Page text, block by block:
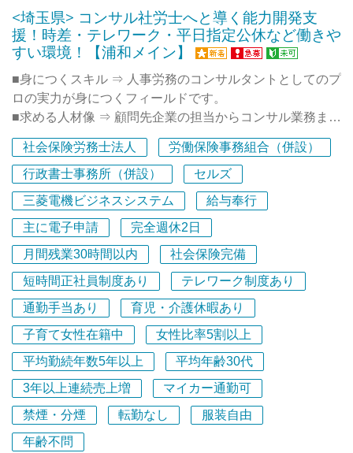
チャレンジ精神をもって成長する所員を支援し、共に発展
していきます。“
という人事理念を掲げています。
私たちの経営理念、人事理念に共感いただける方、ぜひご
応募ください！
◆ミッションとモットー
＜私たちの使命（ミッション）＞
“いつも最先端の課題に挑戦し。最先端のノウハウを開発
することによって社会に貢献する“という私たちのミッシ
ョンに共感していただける方をお待ちしています。
＜３つの貢献（コアバリュー）＞
１.企業のコンプライアンスとリスクマネジメントに貢献
する
２.人事の活性化と生産性の向上に貢献する
３.企業の管理部門の付加価値の向上に貢献する
＜４つのモットー＞
１.専門性の追求 ＝ 専門的ノウハウを研究し探求
する
２.柔軟性と創造性 ＝ 柔軟性と創造性をもって新た
な課題に立ち向かう
３.トータルサービス ＝ どんなニーズにもワンストッ
当事務所の代表は、『IPOの労務監査標準手順書（日本法
令）』の共著者であり、IPO実務検定協会様でのセミナー
登壇など、この分野の第一人者として実績を重ねていま
日々増え続けています。
当事務所では代表との距離が非常に近く、第一線で活躍す
る代表の考え方や実践的なノウハウを間近で吸収できる環
境です。
当事務所ならではの魅力・働く環境
・【未経験から無理なく成長】バディ制度＆メリハリのあ
る「質問タイム」でしっかりフォロー
実務未経験からのスタートでもご安心ください。入社して
しばらくはバディ制度を導入しており、質問タイム以外の
時間でも困った時はいつでも質問・相談できる手厚い環境
を整えています。また、業務に少しずつ慣れてきた後は、
集中して取り組む時間とは別に1日1回の「質問タイム」を
活用し、疑問点をまとめて解決できます。
・【長期的に働きやすい環境】勤続6カ月後からはフレッ
クスタイム制も利用可能！
入社当初はしっかりと業務の流れを掴んでいただくため固
定の勤務時間でスタートしますが、入社６カ月経過後から
はフレックスタイム制の利用が可能になります。業務に慣
<埼玉県> コンサル社労士へと導く能力開発支
援！時差・テレワーク・平日指定公休など働きや
すい環境！【浦和メイン】
■身につくスキル ⇒ 人事労務のコンサルタントとしてのプ
ロの実力が身につくフィールドです。
■求める人材像 ⇒ 顧問先企業の担当からコンサル業務まで
をこなせるコンサル型の社労士を目指していきたい人で
す。
■充実したキャリア開発支援（研修体制）⇒ スタッフのス
キルアップに力を入れており、多数の研修動画視聴、人事
労務専門誌のWEB購読（費用は事務所負担）が可能で、
定期的な所内研修では先輩社労士の労務相談解決事例の共
有等を積極的に行っています！
■当法人は、人事労務分野の総合的なコンサルティング組
織である「一般財団法人 関東総合労働福祉協会」を運営
母体とし、そこに所属する社会保険労務士を構成メンバー
として同法人内に「社会保険労務士法人 吉池労務管理事
務所」を併設しています。
■20名のスタッフが業務に従事しており、社会保険労務士
が7名、行政書士が3名在籍しています。
■クライアント企業数は約400社（うち顧問先企業は260
社）、年商は概ね1億7000万円～2億円で、過去15年間黒
字経営を続けており、財務状態は極めて安定しています。
社会保険労務士法人
労働保険事務組合（併設）
行政書士事務所（併設）
セルズ
三菱電機ビジネスシステム
給与奉行
主に電子申請
完全週休2日
月間残業30時間以内
社会保険完備
短時間正社員制度あり
テレワーク制度あり
通勤手当あり
育児・介護休暇あり
子育て女性在籍中
女性比率5割以上
平均勤続年数5年以上
平均年齢30代
3年以上連続売上増
マイカー通勤可
禁煙・分煙
転勤なし
服装自由
年齢不問